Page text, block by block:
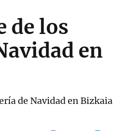
de los
en
de Navidad en Bizkaia